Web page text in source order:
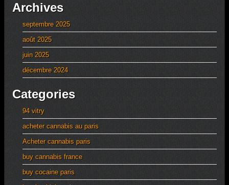
Archives
septembre 2025
août 2025
juin 2025
décembre 2024
Categories
94 vitry
acheter cannabis au paris
Acheter cannabis paris
buy cannabis france
buy cocaine paris